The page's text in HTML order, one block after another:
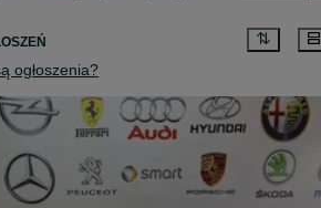
ogłoszenia?